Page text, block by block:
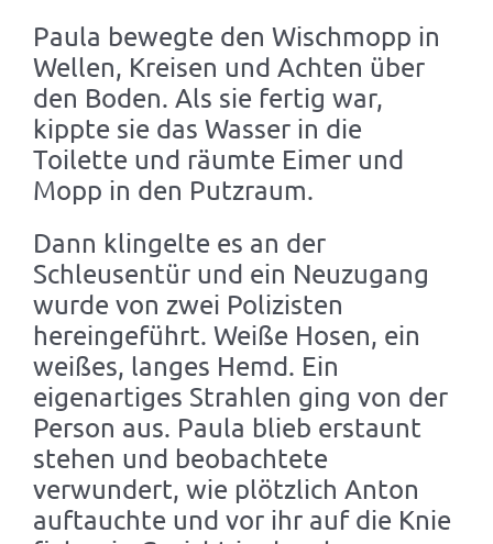
Paula bewegte den Wischmopp in
Wellen, Kreisen und Achten über
den Boden. Als sie fertig war,
kippte sie das Wasser in die
Toilette und räumte Eimer und
Mopp in den Putzraum.
Dann klingelte es an der
Schleusentür und ein Neuzugang
wurde von zwei Polizisten
hereingeführt. Weiße Hosen, ein
weißes, langes Hemd. Ein
eigenartiges Strahlen ging von der
Person aus. Paula blieb erstaunt
stehen und beobachtete
verwundert, wie plötzlich Anton
auftauchte und vor ihr auf die Knie